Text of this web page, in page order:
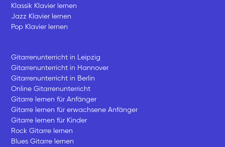
Klassik Klavier lernen
Jazz Klavier lernen
Pop Klavier lernen
Gitarrenunterricht in Leipzig
Gitarrenunterricht in Hannover
Gitarrenunterricht in Berlin
Online Gitarrenunterricht
Gitarre lernen für Anfänger
Gitarre lernen für erwachsene Anfänger
Gitarre lernen für Kinder
Rock Gitarre lernen
Blues Gitarre lernen